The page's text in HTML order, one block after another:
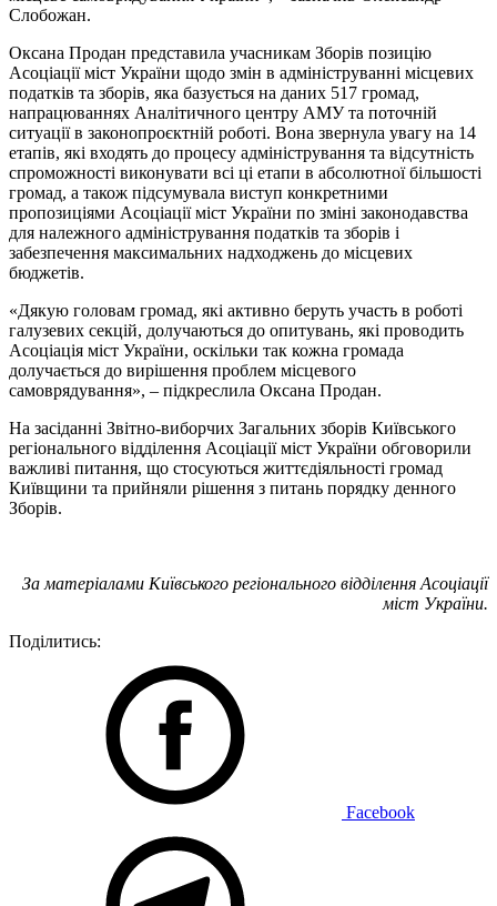
Слобожан.
Оксана Продан представила учасникам Зборів позицію
Асоціації міст України щодо змін в адмініструванні місцевих
податків та зборів, яка базується на даних 517 громад,
напрацюваннях Аналітичного центру АМУ та поточній
ситуації в законопроєктній роботі. Вона звернула увагу на 14
етапів, які входять до процесу адміністрування та відсутність
спроможності виконувати всі ці етапи в абсолютної більшості
громад, а також підсумувала виступ конкретними
пропозиціями Асоціації міст України по зміні законодавства
для належного адміністрування податків та зборів і
забезпечення максимальних надходжень до місцевих
бюджетів.
«Дякую головам громад, які активно беруть участь в роботі
галузевих секцій, долучаються до опитувань, які проводить
Асоціація міст України, оскільки так кожна громада
долучається до вирішення проблем місцевого
самоврядування», – підкреслила Оксана Продан.
На засіданні Звітно-виборчих Загальних зборів Київського
регіонального відділення Асоціації міст України обговорили
важливі питання, що стосуються життєдіяльності громад
Київщини та прийняли рішення з питань порядку денного
Зборів.
За матеріалами Київського регіонального відділення Асоціації
міст України.
Поділитись:
Facebook